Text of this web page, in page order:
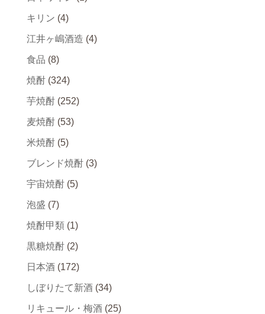
キリン (4)
江井ヶ嶋酒造 (4)
食品 (8)
焼酎 (324)
芋焼酎 (252)
麦焼酎 (53)
米焼酎 (5)
ブレンド焼酎 (3)
宇宙焼酎 (5)
泡盛 (7)
焼酎甲類 (1)
黒糖焼酎 (2)
日本酒 (172)
しぼりたて新酒 (34)
リキュール・梅酒 (25)